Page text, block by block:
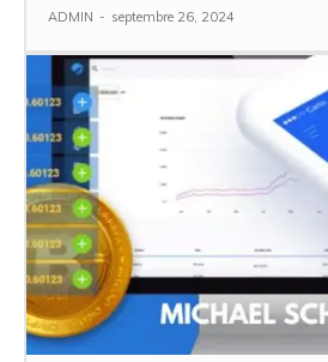
ADMIN - septembre 26, 2024